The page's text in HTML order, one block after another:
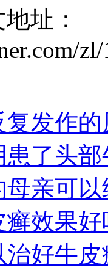
址：
发作的
了头
亲可
效果好
好牛皮